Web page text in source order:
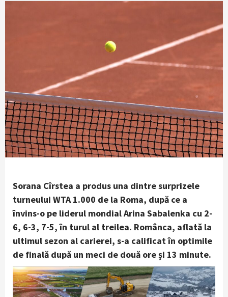
Sorana Cîrstea a produs una dintre surprizele
turneului WTA 1.000 de la Roma, după ce a
învins-o pe liderul mondial Arina Sabalenka cu 2-
6, 6-3, 7-5, în turul al treilea. Românca, aflată la
ultimul sezon al carierei, s-a calificat în optimile
de finală după un meci de două ore și 13 minute.